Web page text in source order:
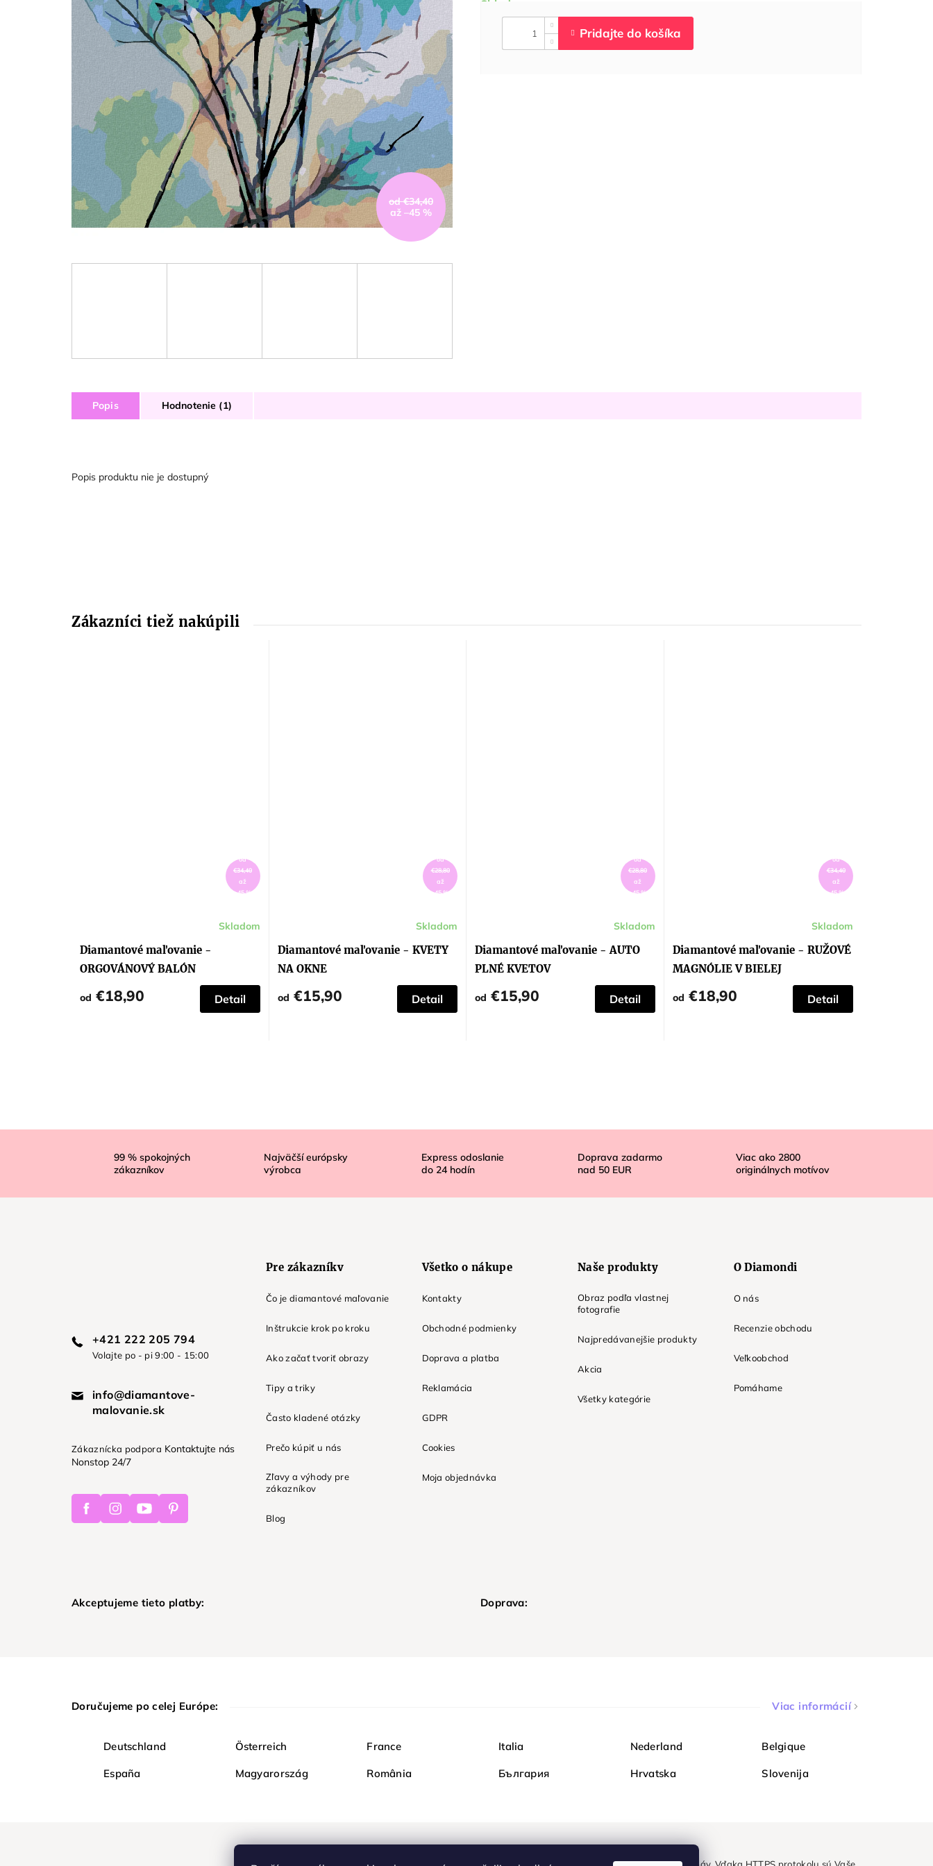
od €34,40
až –45 %
Popis Hodnotenie (1)
Popis produktu nie je dostupný
od
€34,40
až
–45 %
Diamantové maľovanie -
ORGOVÁNOVÝ BALÓN
Skladom
od €18,90 Detail
od
€28,80
až
–45 %
Diamantové maľovanie - KVETY
NA OKNE
Skladom
od €15,90 Detail
od
€28,80
až
–45 %
Diamantové maľovanie - AUTO
PLNÉ KVETOV
Skladom
od €15,90 Detail
od
€34,40
až
–45 %
Diamantové maľovanie - RUŽOVÉ
MAGNÓLIE V BIELEJ
KERAMICKEJ VÁZE
Skladom
od €18,90 Detail
ä
99% spokojných
zákazníkov
Najväčší európsky
výrobca
Express odoslanie
do 24 hodín
Doprava zadarmo
nad 50 EUR
Viac ako 2800
originálnych motívov
+421 222 205 794
Volajte po - pi 9:00 - 15:00
info@diamantove-
malovanie.sk
Zákaznícka podpora Kontaktujte nás
Nonstop 24/7
FacebookInstagramYoutubePinterest
Pre zákazníkv
Čo je diamantové maľovanie
Inštrukcie krok po kroku
Ako začať tvoriť obrazy
Tipy a triky
Často kladené otázky
Prečo kúpiť u nás
Zľavy a výhody pre
zákazníkov
Blog
Všetko o nákupe
Kontakty
Obchodné podmienky
Doprava a platba
Reklamácia
GDPR
Cookies
Moja objednávka
Naše produkty
Obraz podľa vlastnej
fotografie
Najpredávanejšie produkty
Akcia
Všetky kategórie
O Diamondi
O nás
Recenzie obchodu
Veľkoobchod
Pomáhame
Akceptujeme tieto platby: Doprava:
Doručujeme po celej Európe: Viac informácií
Deutschland Österreich France Italia Nederland Belgique
España Magyarország România България Hrvatska Slovenija